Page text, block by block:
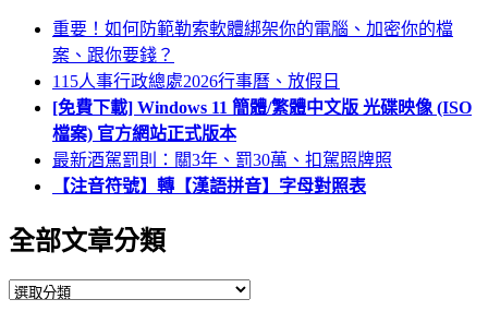
重要！如何防範勒索軟體綁架你的電腦、加密你的檔
案、跟你要錢？
115人事行政總處2026行事曆、放假日
[免費下載] Windows 11 簡體/繁體中文版 光碟映像 (ISO
檔案) 官方網站正式版本
最新酒駕罰則：關3年、罰30萬、扣駕照牌照
【注音符號】轉【漢語拼音】字母對照表
全部文章分類
全